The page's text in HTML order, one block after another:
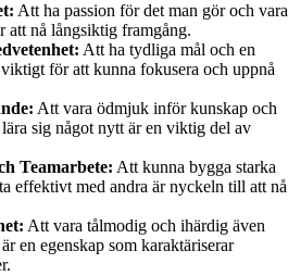
Att ha passion för det man gör och vara
att nå långsiktig framgång.
Att ha tydliga mål och en
för att kunna fokusera och uppnå
Att vara ödmjuk inför kunskap och
sig något nytt är en viktig del av
Teamarbete: Att kunna bygga starka
effektivt med andra är nyckeln till att nå
Att vara tålmodig och ihärdig även
en egenskap som karaktäriserar